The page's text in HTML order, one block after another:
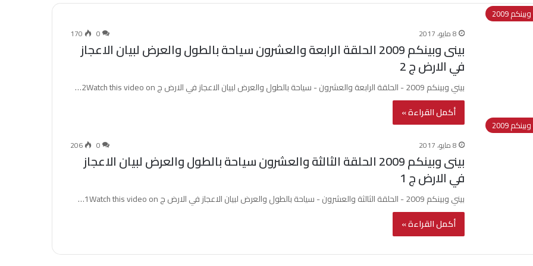
2009
8 مايو، 2017 0
170
بينى وبينكم 2009 الحلقة الرابعة والعشرون سياحة بالطول والعرض لبيان الاعجاز
في الارض ج 2
بيني وبينكم 2009 - الحلقة الرابعة والعشرون - سياحة بالطول والعرض لبيان الاعجاز في الارض ج 2Watch this video on…
أكمل القراءة »
2009
8 مايو، 2017 0
206
بينى وبينكم 2009 الحلقة الثالثة والعشرون سياحة بالطول والعرض لبيان الاعجاز
في الارض ج 1
بيني وبينكم 2009 - الحلقة الثالثة والعشرون - سياحة بالطول والعرض لبيان الاعجاز في الارض ج 1Watch this video on…
أكمل القراءة »